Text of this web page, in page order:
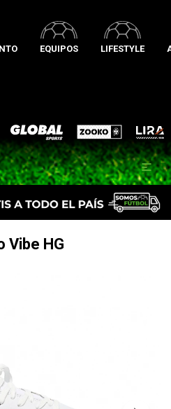
EQUIPOS LIFESTYLE
Global Sports Zooko Lira

Vibe HG